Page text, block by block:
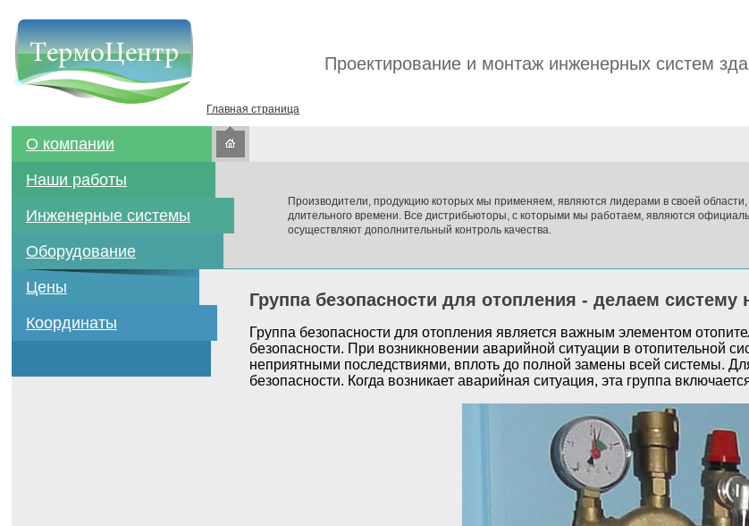
Главная страница
Проектирование и монтаж инженерных систем
О компании
Наши работы
Инженерные системы
Оборудование
Цены
Координаты
Производители, продукцию которых мы применяем, являются лидерами в своей
длительного времени. Все дистрибьюторы, с которыми мы работаем, являются
осуществляют дополнительный контроль качества.
Группа безопасности для отопления - делаем систему
Группа безопасности для отопления является важным элементом
безопасности. При возникновении аварийной ситуации в отопительной
неприятными последствиями, вплоть до полной замены всей системы.
безопасности. Когда возникает аварийная ситуация, эта группа